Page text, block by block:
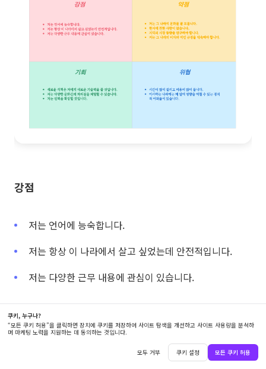
강점
저는 언어에 능숙합니다.
저는 항상 이 나라에서 살고 싶었는데 안전적입니다.
저는 다양한 근무 내용에 관심이 있습니다.
약점
저는 그 나라의 문화를 잘 모릅니다.